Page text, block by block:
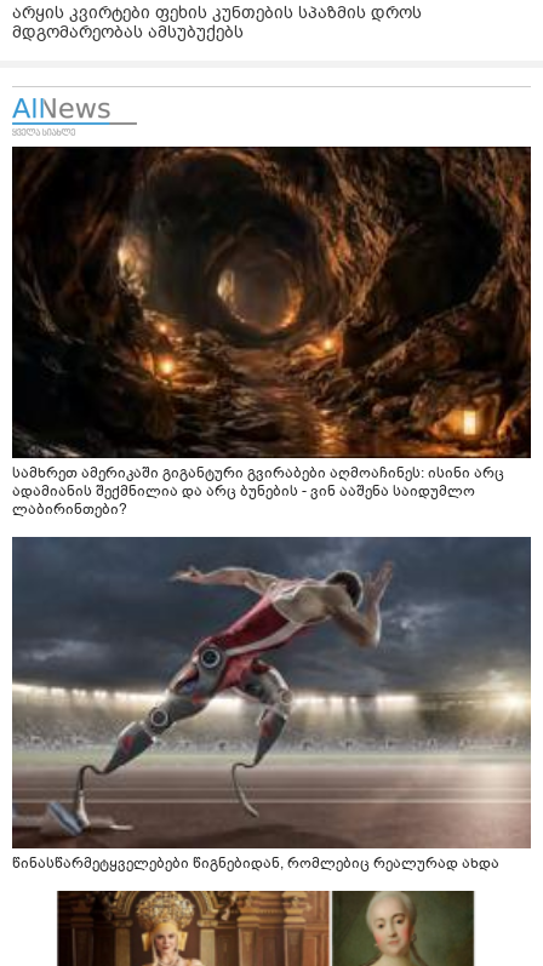
არყის კვირტები ფეხის კუნთების სპაზმის დროს
მდგომარეობას ამსუბუქებს
სამხრეთ ამერიკაში გიგანტური გვირაბები აღმოაჩინეს: ისინი არც
ადამიანის შექმნილია და არც ბუნების - ვინ ააშენა საიდუმლო
ლაბირინთები?
წინასწარმეტყველებები წიგნებიდან, რომლებიც რეალურად ახდა